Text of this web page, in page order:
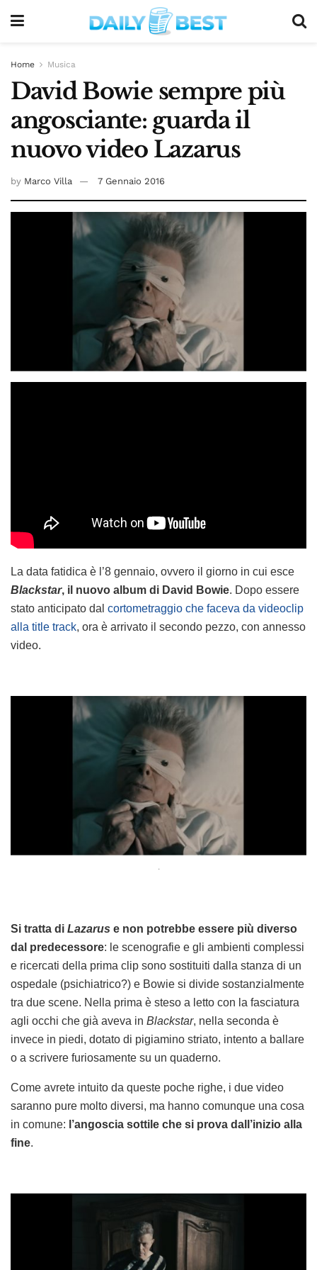
Home Musica
David Bowie sempre più
angosciante: guarda il
nuovo video Lazarus
by Marco Villa 7 Gennaio 2016
La data fatidica è l’8 gennaio, ovvero il giorno in cui esce
Blackstar, il nuovo album di David Bowie. Dopo essere
stato anticipato dal cortometraggio che faceva da videoclip
alla title track, ora è arrivato il secondo pezzo, con annesso
video.
.
Si tratta di Lazarus e non potrebbe essere più diverso
dal predecessore: le scenografie e gli ambienti complessi
e ricercati della prima clip sono sostituiti dalla stanza di un
ospedale (psichiatrico?) e Bowie si divide sostanzialmente
tra due scene. Nella prima è steso a letto con la fasciatura
agli occhi che già aveva in Blackstar, nella seconda è
invece in piedi, dotato di pigiamino striato, intento a ballare
o a scrivere furiosamente su un quaderno.
Come avrete intuito da queste poche righe, i due video
saranno pure molto diversi, ma hanno comunque una cosa
in comune: l’angoscia sottile che si prova dall’inizio alla
fine.